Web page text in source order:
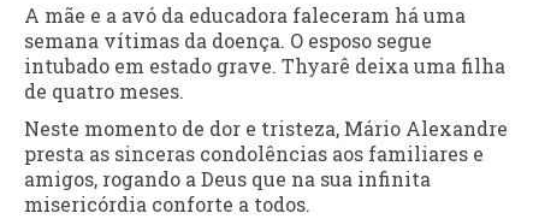
A mãe e a avó da educadora faleceram há uma
semana vítimas da doença. O esposo segue
intubado em estado grave. Thyarê deixa uma filha
de quatro meses.
Neste momento de dor e tristeza, Mário Alexandre
presta as sinceras condolências aos familiares e
amigos, rogando a Deus que na sua infinita
misericórdia conforte a todos.